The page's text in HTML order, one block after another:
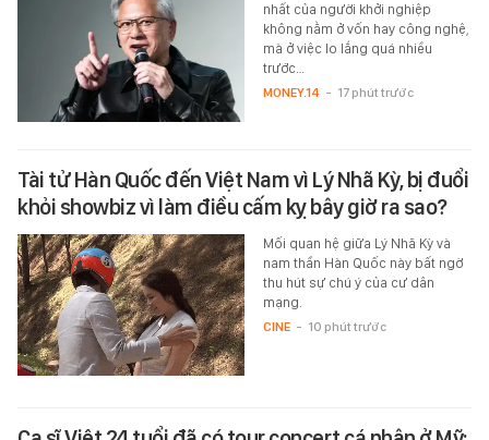
nhất của người khởi nghiệp
không nằm ở vốn hay công nghệ,
mà ở việc lo lắng quá nhiều
trước…
MONEY.14 - 17 phút trước
Tài tử Hàn Quốc đến Việt Nam vì Lý Nhã Kỳ, bị đuổi
khỏi showbiz vì làm điều cấm kỵ bây giờ ra sao?
Mối quan hệ giữa Lý Nhã Kỳ và
nam thần Hàn Quốc này bất ngờ
thu hút sự chú ý của cư dân
mạng.
CINE - 10 phút trước